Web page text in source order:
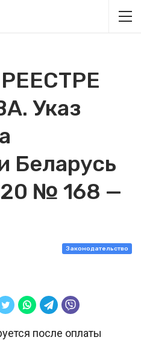
Указ
Беларусь
№ 168 —
Законодательство
после оплаты